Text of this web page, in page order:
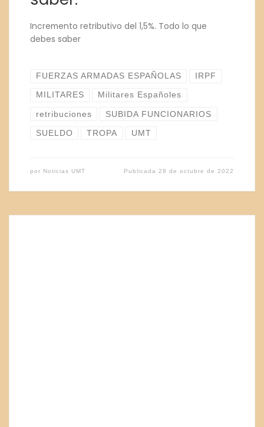
Incremento retributivo del 1,5%. Todo lo que
debes saber
FUERZAS ARMADAS ESPAÑOLAS IRPF
MILITARES Militares Españoles
retribuciones SUBIDA FUNCIONARIOS
SUELDO TROPA UMT
por Noticias UMT Publicada28 de octubre de 2022